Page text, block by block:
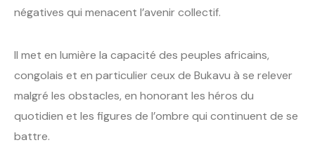
négatives qui menacent l’avenir collectif.
Il met en lumière la capacité des peuples africains,
congolais et en particulier ceux de Bukavu à se relever
malgré les obstacles, en honorant les héros du
quotidien et les figures de l’ombre qui continuent de se
battre.